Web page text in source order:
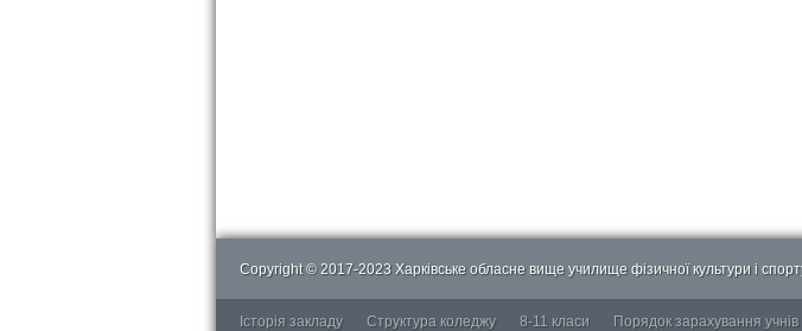
Copyright © 2017-2023 Харківське обласне вище училище фізичної культури і
Історія закладу Структура коледжу 8-11 класи Порядок зарахування учнів